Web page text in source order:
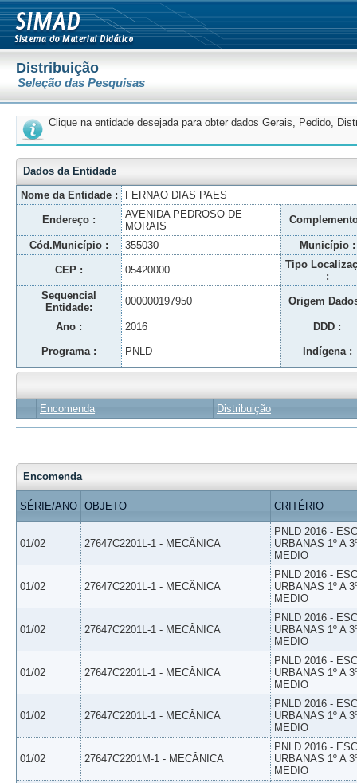
Distribuição
Seleção das Pesquisas
Clique na entidade desejada para obter dados Gerais, Pedido,
Dados da Entidade
Nome da Entidade :
FERNAO DIAS PAES
Endereço :
AVENIDA PEDROSO DE
MORAIS
Cód.Município : 355030 Município :
CEP : 05420000
Tipo
:
Sequencial
Entidade:
000000197950 Origem
Ano : 2016 DDD :
Programa : PNLD Indígena :
Encomenda Distribuição
Encomenda
SÉRIE/ANO OBJETO CRITÉRIO
01/02 27647C2201L-1 - MECÂNICA
PNLD 2016 -
URBANAS 1º A
MEDIO
01/02 27647C2201L-1 - MECÂNICA
PNLD 2016 -
URBANAS 1º A
MEDIO
01/02 27647C2201L-1 - MECÂNICA
PNLD 2016 -
URBANAS 1º A
MEDIO
01/02 27647C2201L-1 - MECÂNICA
PNLD 2016 -
URBANAS 1º A
MEDIO
01/02 27647C2201L-1 - MECÂNICA
PNLD 2016 -
URBANAS 1º A
MEDIO
01/02 27647C2201M-1 - MECÂNICA
PNLD 2016 -
URBANAS 1º A
MEDIO